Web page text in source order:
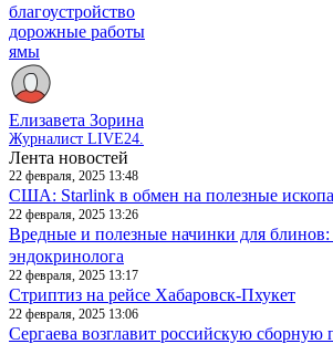
благоустройство
дорожные работы
ямы
Елизавета Зорина
Журналист LIVE24.
Лента новостей
22 февраля, 2025 13:48
США: Starlink в обмен на полезные
22 февраля, 2025 13:26
Вредные и полезные начинки для блинов:
эндокринолога
22 февраля, 2025 13:17
Стриптиз на рейсе Хабаровск-Пхукет
22 февраля, 2025 13:06
Сергаева возглавит российскую сборную